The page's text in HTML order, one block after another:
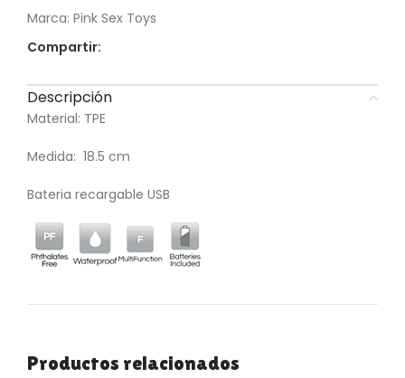
Marca: Pink Sex Toys
Compartir:
Descripción
Material: TPE
Medida: 18.5 cm
Bateria recargable USB
Productos relacionados